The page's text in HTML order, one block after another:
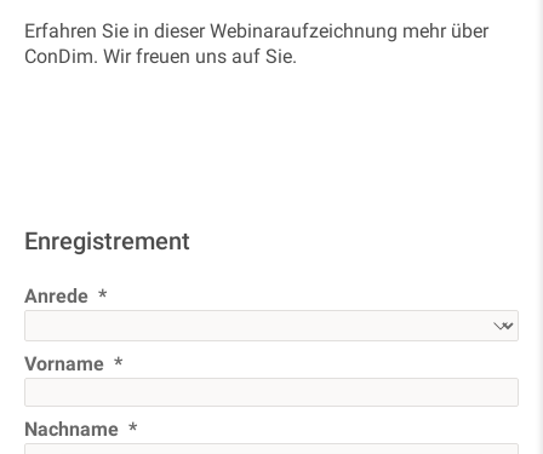
Erfahren Sie in dieser Webinaraufzeichnung mehr über
ConDim. Wir freuen uns auf Sie.
Enregistrement
Anrede
Vorname
Nachname